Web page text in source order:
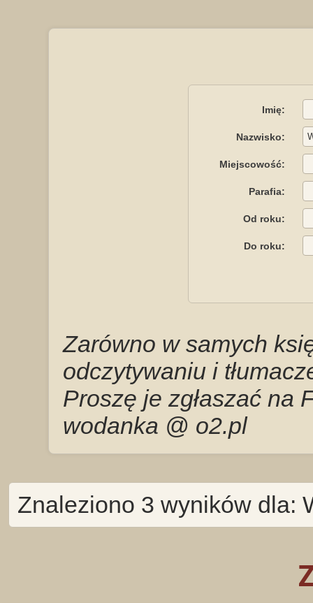
Imię:
Nazwisko:
Miejscowość:
Parafia:
Od roku:
Do roku:
Zarówno w samych
odczytywaniu i
Proszę je zgłaszać na
wodanka @ o2.pl
Znaleziono 3 wyników dla: